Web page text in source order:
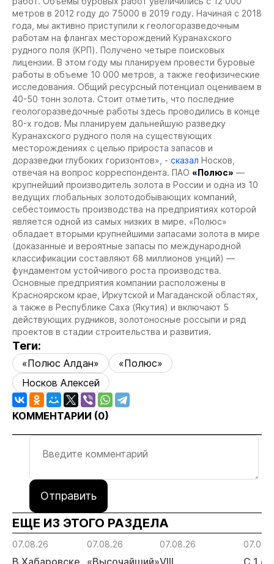
метров в 2012 году до 75000 в 2019 году. Начиная с 2018
года, мы активно приступили к геологоразведочным
работам на флангах месторождений Куранахского
рудного поля (КРП). Получено четыре поисковых
лицензии. В этом году мы планируем провести буровые
работы в объеме 10 000 метров, а также геофизические
исследования. Общий ресурсный потенциал оцениваем в
40-50 тонн золота. Стоит отметить, что последние
геологоразведочные работы здесь проводились в конце
80-х годов. Мы планируем дальнейшую разведку
Куранахского рудного поля на существующих
месторождениях с целью прироста запасов и
доразведки глубоких горизонтов», - сказал Носков,
отвечая на вопрос корреспондента. ПАО «Полюс» —
крупнейший производитель золота в России и одна из 10
ведущих глобальных золотодобывающих компаний,
себестоимость производства на предприятиях которой
является одной из самых низких в мире. «Полюс»
обладает вторыми крупнейшими запасами золота в мире
(доказанные и вероятные запасы по международной
классификации составляют 68 миллионов унций) —
фундаментом устойчивого роста производства.
Основные предприятия компании расположены в
Красноярском крае, Иркутской и Магаданской областях,
а также в Республике Саха (Якутия) и включают 5
действующих рудников, золотоносные россыпи и ряд
проектов в стадии строительства и развития.
Теги:
«Полюс Алдан»
«Полюс»
Носков Алексей
КОММЕНТАРИИ (0)
Отправить
ЕЩЕ ИЗ ЭТОГО РАЗДЕЛА
07.08.26
В Хабаровске
07.08.26
«Высочайший»
07.08.26
VIII
С 1